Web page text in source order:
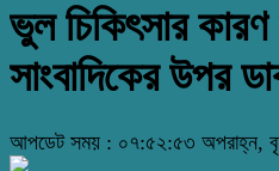
ভুল চিকিৎসার
সাংবাদিকের উপর
আপডেট সময় : ০৭:৫২:৫৩ অপরাহ্ন,